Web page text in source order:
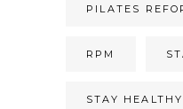
PILATES
RPM
STAY HEALTHY